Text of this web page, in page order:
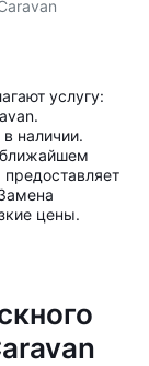
услугу:
наличии.
ближайшем
цены.